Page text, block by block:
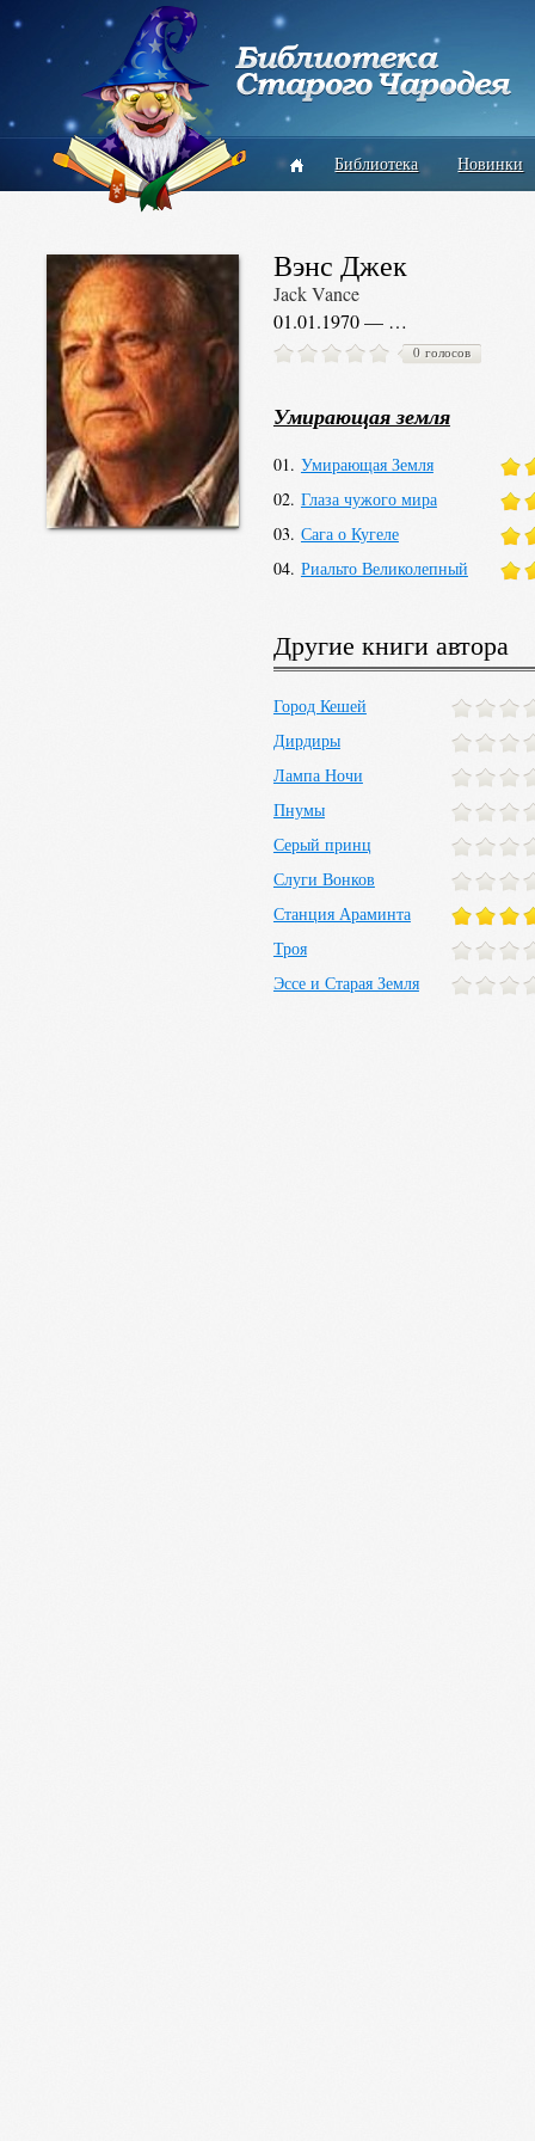
Библиотека Новинки
Вэнс Джек
Jack Vance
01.01.1970 — …
0 голосов
Умирающая земля
01. Умирающая Земля
02. Глаза чужого мира
03. Сага о Кугеле
04. Риальто Великолепный
Другие книги автора
Город Кешей
Дирдиры
Лампа Ночи
Пнумы
Серый принц
Слуги Вонков
Станция Араминта
Троя
Эссе и Старая Земля